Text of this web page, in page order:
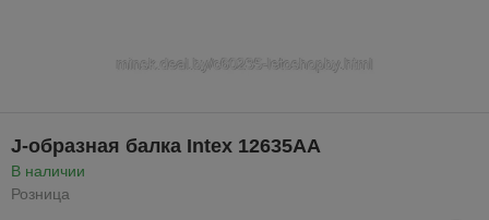
J-образная балка Intex 12635АА
В наличии
Розница